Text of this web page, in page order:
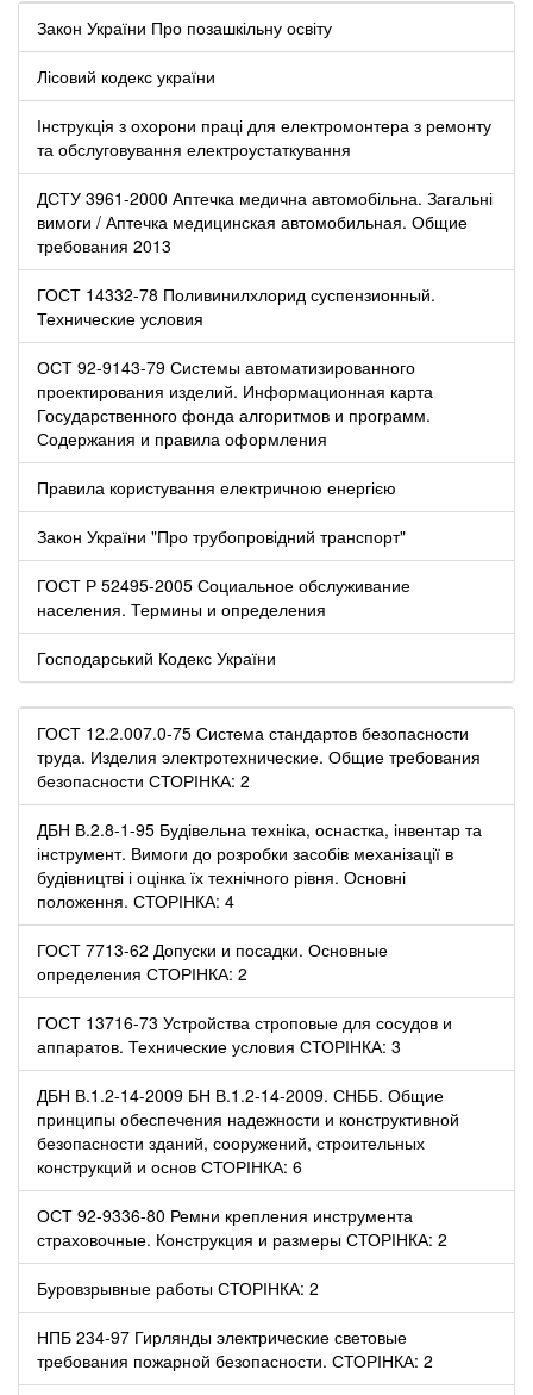
Закон України Про позашкільну освіту
Лісовий кодекс україни
Інструкція з охорони праці для електромонтера з ремонту
та обслуговування електроустаткування
ДСТУ 3961-2000 Аптечка медична автомобільна. Загальні
вимоги / Аптечка медицинская автомобильная. Общие
требования 2013
ГОСТ 14332-78 Поливинилхлорид суспензионный.
Технические условия
ОСТ 92-9143-79 Системы автоматизированного
проектирования изделий. Информационная карта
Государственного фонда алгоритмов и программ.
Содержания и правила оформления
Правила користування електричною енергією
Закон України "Про трубопровідний транспорт"
ГОСТ Р 52495-2005 Социальное обслуживание
населения. Термины и определения
Господарський Кодекс України
ГОСТ 12.2.007.0-75 Система стандартов безопасности
труда. Изделия электротехнические. Общие требования
безопасности СТОРІНКА: 2
ДБН В.2.8-1-95 Будівельна техніка, оснастка, інвентар та
інструмент. Вимоги до розробки засобів механізації в
будівництві і оцінка їх технічного рівня. Основні
положення. СТОРІНКА: 4
ГОСТ 7713-62 Допуски и посадки. Основные
определения СТОРІНКА: 2
ГОСТ 13716-73 Устройства строповые для сосудов и
аппаратов. Технические условия СТОРІНКА: 3
ДБН В.1.2-14-2009 БН В.1.2-14-2009. СНББ. Общие
принципы обеспечения надежности и конструктивной
безопасности зданий, сооружений, строительных
конструкций и основ СТОРІНКА: 6
ОСТ 92-9336-80 Ремни крепления инструмента
страховочные. Конструкция и размеры СТОРІНКА: 2
Буровзрывные работы СТОРІНКА: 2
НПБ 234-97 Гирлянды электрические световые
требования пожарной безопасности. СТОРІНКА: 2